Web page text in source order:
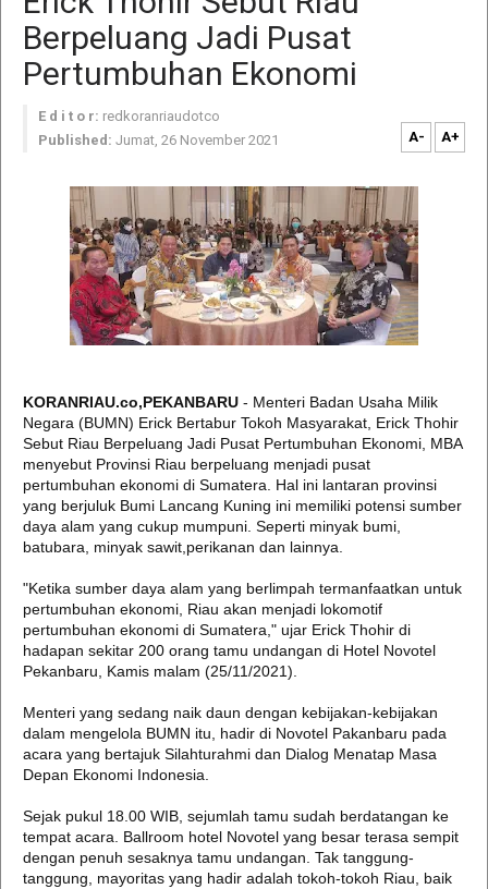
Berpeluang Jadi Pusat
Pertumbuhan Ekonomi
E d i t o r: redkoranriaudotco
Published: Jumat, 26 November 2021 A- A+
KORANRIAU.co,PEKANBARU - Menteri Badan Usaha Milik
Negara (BUMN) Erick Bertabur Tokoh Masyarakat, Erick Thohir
Sebut Riau Berpeluang Jadi Pusat Pertumbuhan Ekonomi, MBA
menyebut Provinsi Riau berpeluang menjadi pusat
pertumbuhan ekonomi di Sumatera. Hal ini lantaran provinsi
yang berjuluk Bumi Lancang Kuning ini memiliki potensi sumber
daya alam yang cukup mumpuni. Seperti minyak bumi,
batubara, minyak sawit,perikanan dan lainnya.
"Ketika sumber daya alam yang berlimpah termanfaatkan untuk
pertumbuhan ekonomi, Riau akan menjadi lokomotif
pertumbuhan ekonomi di Sumatera," ujar Erick Thohir di
hadapan sekitar 200 orang tamu undangan di Hotel Novotel
Pekanbaru, Kamis malam (25/11/2021).
Menteri yang sedang naik daun dengan kebijakan-kebijakan
dalam mengelola BUMN itu, hadir di Novotel Pakanbaru pada
acara yang bertajuk Silahturahmi dan Dialog Menatap Masa
Depan Ekonomi Indonesia.
Sejak pukul 18.00 WIB, sejumlah tamu sudah berdatangan ke
tempat acara. Ballroom hotel Novotel yang besar terasa sempit
dengan penuh sesaknya tamu undangan. Tak tanggung-
tanggung, mayoritas yang hadir adalah tokoh-tokoh Riau, baik